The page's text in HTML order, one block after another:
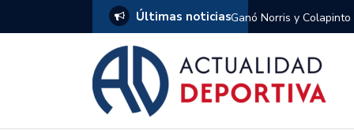
Últimas noticiasGanó Norris y
1
El penal de Barracas
Monumental